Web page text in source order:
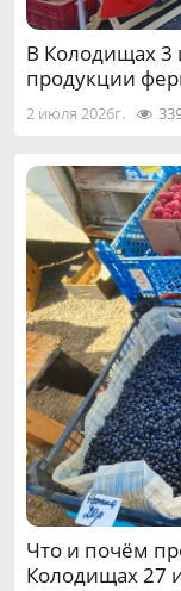
В Колодищах 3
продукции
2 июля 2026г.
Что и почём
Колодищах 27